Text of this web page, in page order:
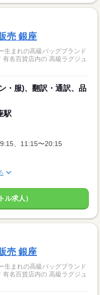
売 銀座
生まれの高級バッグブランド
名百貨店内の 高級ラグジュ
・服)、翻訳・通訳、品
駅
、11:15〜20:15
ル求人）
売 銀座
生まれの高級バッグブランド
名百貨店内の 高級ラグジュ